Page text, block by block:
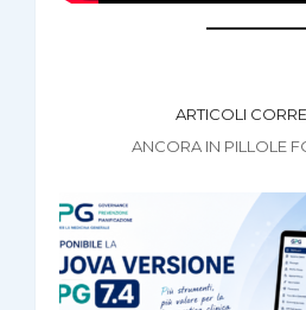
ARTICOLI
ANCORA IN PILLOLE